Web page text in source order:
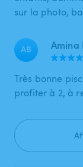
sur la photo,
AB Amina
Très bonne
profiter à 2, à